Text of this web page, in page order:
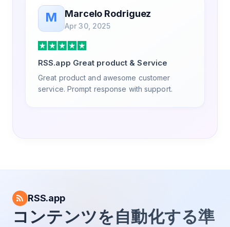
M Marcelo Rodriguez
Apr 30, 2025
RSS.app Great product & Service
Great product and awesome customer
service. Prompt response with support.
RSS.app
コンテンツを自動化する準